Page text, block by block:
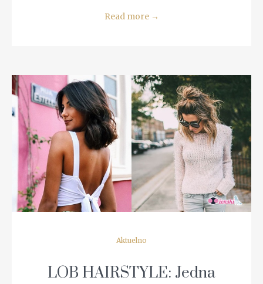
Read more →
READ MORE
Aktuelno
LOB HAIRSTYLE: Jedna